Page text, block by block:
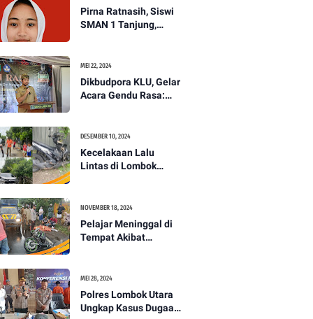
Pirna Ratnasih, Siswi
SMAN 1 Tanjung,
Paskibraka Tingkat
Nasional
MEI 22, 2024
Dikbudpora KLU, Gelar
Acara Gendu Rasa:
Masyarakat Dayan
Gunung
DESEMBER 10, 2024
Kecelakaan Lalu
Lintas di Lombok
PENANTB
NOVEMBER 18, 2024
Pelajar Meninggal di
Tempat Akibat
Utara -PENANTB
MEI 28, 2024
Polres Lombok Utara
Ungkap Kasus Dugaan